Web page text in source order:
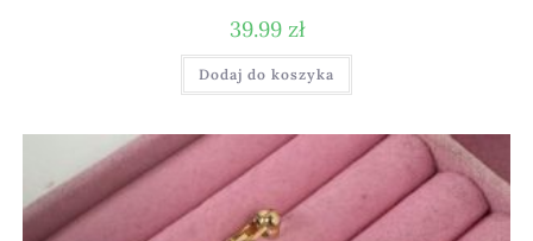
39.99 zł
Dodaj do koszyka